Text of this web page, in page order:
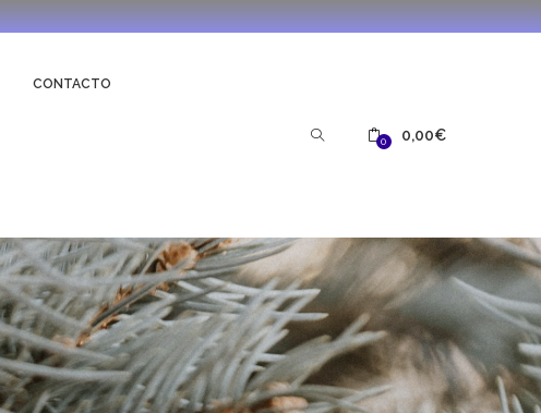
CONTACTO
0 0,00€